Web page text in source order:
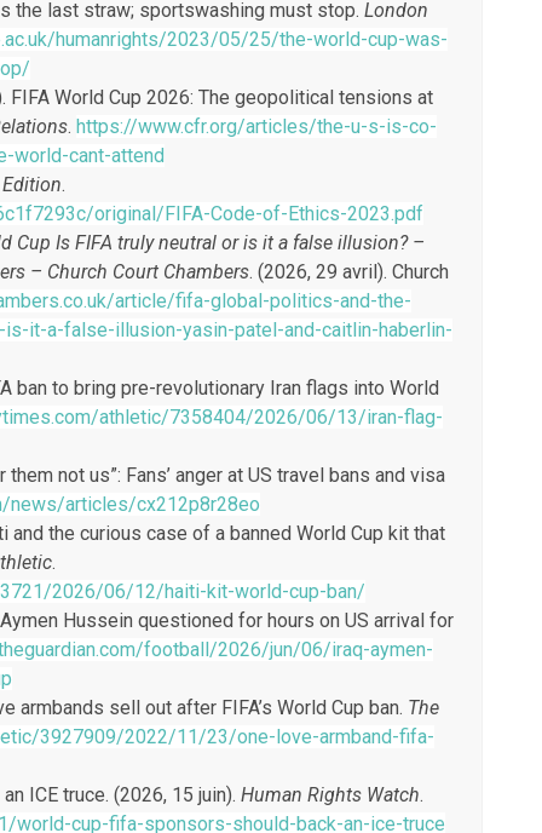
the last straw; sportswashing must stop. London
humanrights/2023/05/25/the-world-cup-was-
FIFA World Cup 2026: The geopolitical tensions at
. https://www.cfr.org/articles/the-u-s-is-co-
world-cant-attend
.
original/FIFA-Code-of-Ethics-2023.pdf
Cup Is FIFA truly neutral or is it a false illusion? –
– Church Court Chambers. (2026, 29 avril). Church
article/fifa-global-politics-and-the-
it-a-false-illusion-yasin-patel-and-caitlin-haberlin-
ban to bring pre-revolutionary Iran flags into World
athletic/7358404/2026/06/13/iran-flag-
them not us”: Fans’ anger at US travel bans and visa
news/articles/cx212p8r28eo
and the curious case of a banned World Cup kit that
.
2026/06/12/haiti-kit-world-cup-ban/
Hussein questioned for hours on US arrival for
football/2026/jun/06/iraq-aymen-
armbands sell out after FIFA’s World Cup ban. The
3927909/2022/11/23/one-love-armband-fifa-
ICE truce. (2026, 15 juin). Human Rights Watch.
cup-fifa-sponsors-should-back-an-ice-truce